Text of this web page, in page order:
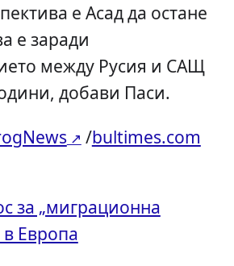
е Асад да остане
е заради
между Русия и САЩ
добави Паси.
/bultimes.com
за „миграционна
Европа